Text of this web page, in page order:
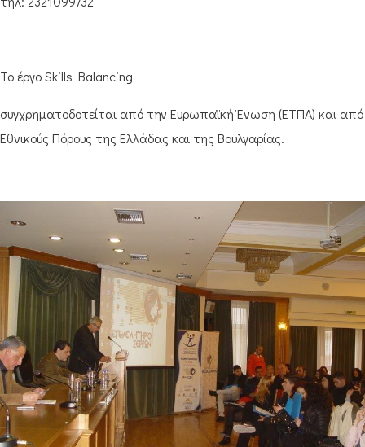
Το έργο Skills Balancing
συγχρηματοδοτείται από την Ευρωπαϊκή Ένωση (ΕΤΠΑ) και από
Εθνικούς Πόρους της Ελλάδας και της Βουλγαρίας.